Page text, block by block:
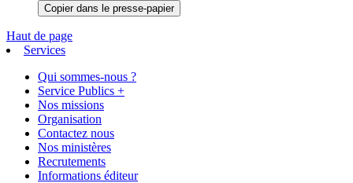
Copier dans le presse-papier
Haut de page
Services
Qui sommes-nous ?
Service Publics +
Nos missions
Organisation
Contactez nous
Nos ministères
Recrutements
Informations éditeur